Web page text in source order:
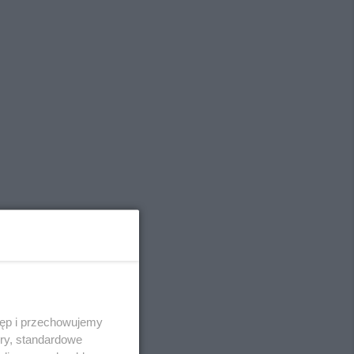
i przechowujemy
standardowe